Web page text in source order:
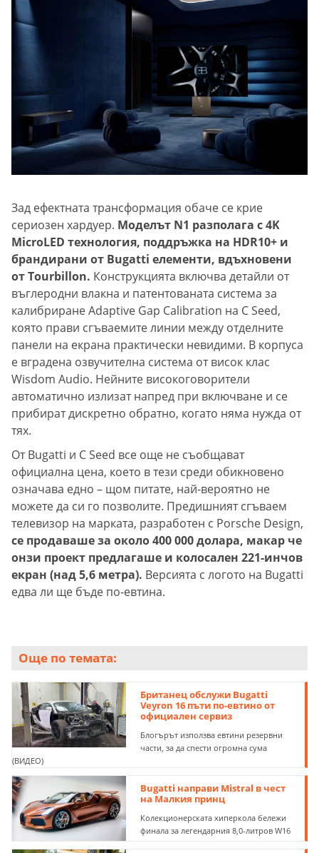
Зад ефектната трансформация обаче се крие
сериозен хардуер. Моделът N1 разполага с 4K
MicroLED технология, поддръжка на HDR10+ и
брандирани от Bugatti елементи, вдъхновени
от Tourbillon. Конструкцията включва детайли от
въглеродни влакна и патентованата система за
калибриране Adaptive Gap Calibration на C Seed,
която прави сгъваемите линии между отделните
панели на екрана практически невидими. В корпуса
е вградена озвучителна система от висок клас
Wisdom Audio. Нейните високоговорители
автоматично излизат напред при включване и се
прибират дискретно обратно, когато няма нужда от
тях.
От Bugatti и C Seed все още не съобщават
официална цена, което в тези среди обикновено
означава едно – щом питате, най-вероятно не
можете да си го позволите. Предишният сгъваем
телевизор на марката, разработен с Porsche Design,
се продаваше за около 400 000 долара, макар че
онзи проект предлагаше и колосален 221-инчов
екран (над 5,6 метра). Версията с логото на Bugatti
едва ли ще бъде по-евтина.
Още по темата:
Британец обслужи Bugatti
Veyron 16 пъти по-евтино от
официален сервиз
Блогърът използва евтини резервни
части, за да спести огромна сума
(ВИДЕО)
Bugatti направи Mistral в чест
на Малкия принц
Колекционерската хиперкола бележи
финала за легендарния 8,0-литров W16